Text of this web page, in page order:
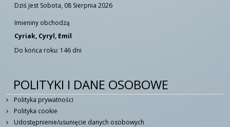
Dziś jest Sobota, 08 Sierpnia 2026
Imieniny obchodzą
Cyriak, Cyryl, Emil
Do końca roku: 146 dni
POLITYKI I DANE OSOBOWE
Polityka prywatności
Polityka cookie
Udostępnienie/usunięcie danych osobowych